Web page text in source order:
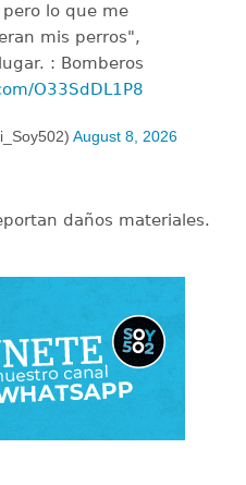
lo que me
mis perros",
: Bomberos
O33SdDL1P8
August 8, 2026
daños materiales.